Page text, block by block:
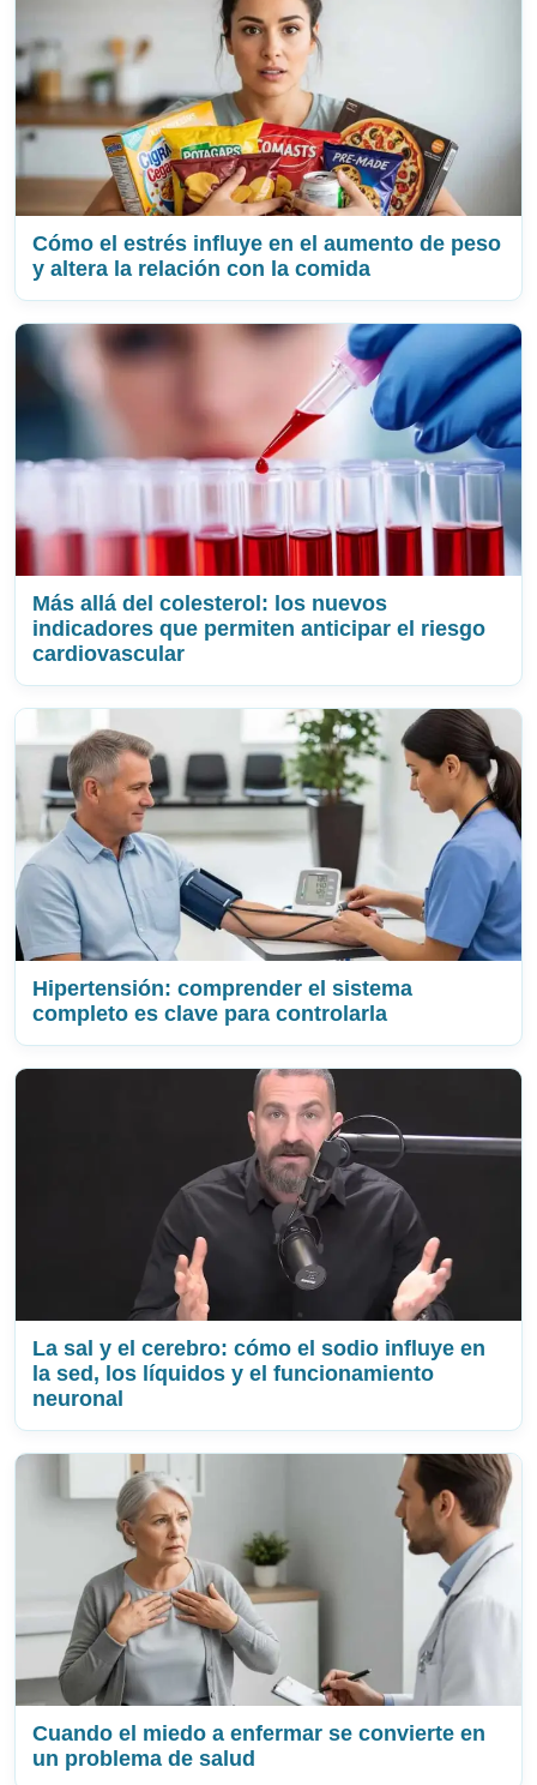
Cómo el estrés influye en el aumento de peso
y altera la relación con la comida
Más allá del colesterol: los nuevos
indicadores que permiten anticipar el riesgo
cardiovascular
Hipertensión: comprender el sistema
completo es clave para controlarla
La sal y el cerebro: cómo el sodio influye en
la sed, los líquidos y el funcionamiento
neuronal
Cuando el miedo a enfermar se convierte en
un problema de salud